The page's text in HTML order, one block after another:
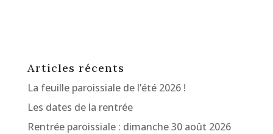
Articles récents
La feuille paroissiale de l’été 2026 !
Les dates de la rentrée
Rentrée paroissiale : dimanche 30 août 2026